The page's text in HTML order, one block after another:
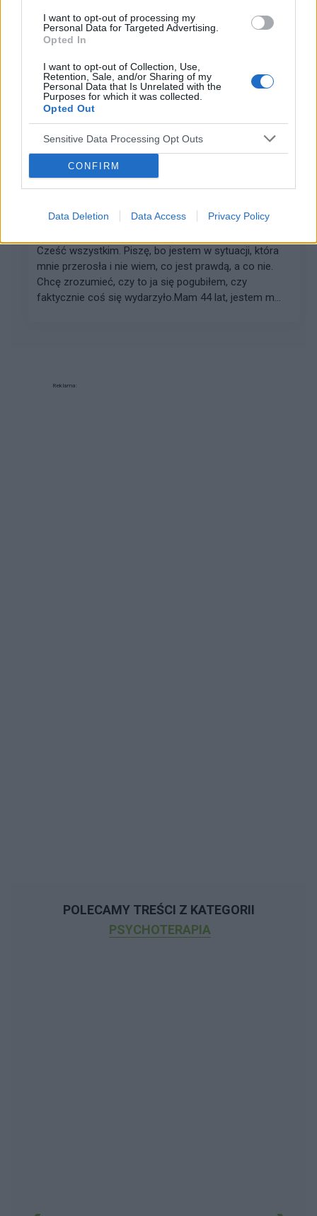
I want to opt-out of processing my
Personal Data for Targeted Advertising.
Opted In
I want to opt-out of Collection, Use,
Retention, Sale, and/or Sharing of my
Personal Data that Is Unrelated with the
Purposes for which it was collected.
Opted Out
Sensitive Data Processing Opt Outs
CONFIRM
Data Deletion Data Access Privacy Policy
Dzień dobry. Jestem mamą 14-latka z autyzmem.
Pomimo przeróżnych sposobów, syn nie pozwala
pobrać sobie krwi, przyjąć szczepionki, zakropić kropli
do oczu, itp. Czy ktoś tu na forum spotkał się z t...
leszek 1986
Forum:Kółko wsparcia psychicznego
Cześć wszystkim. Piszę, bo jestem w sytuacji, która
mnie przerosła i nie wiem, co jest prawdą, a co nie.
Chcę zrozumieć, czy to ja się pogubiłem, czy
faktycznie coś się wydarzyło.Mam 44 lat, jestem m...
Reklama:
POLECAMY TREŚCI Z KATEGORII
PSYCHOTERAPIA